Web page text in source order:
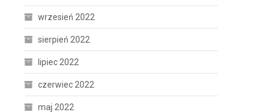
wrzesień 2022
sierpień 2022
lipiec 2022
czerwiec 2022
maj 2022